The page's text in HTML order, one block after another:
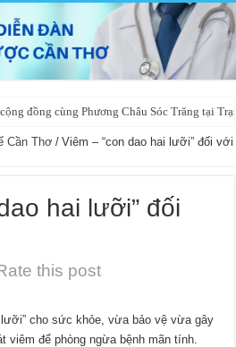
đồng cùng Phương Châu Sóc Trăng tại
dự trữ
Cần Thơ / Viêm – “con dao hai lưỡi” đối với
hai lưỡi” đối
this post
cho sức khỏe, vừa bảo vệ vừa gây
viêm để phòng ngừa bệnh mãn tính.